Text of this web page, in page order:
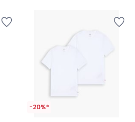
-20%*